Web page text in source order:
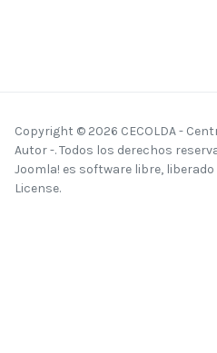
Copyright © 2026 CECOLDA -
Autor -. Todos los derechos
Joomla! es software libre, liberado
License.